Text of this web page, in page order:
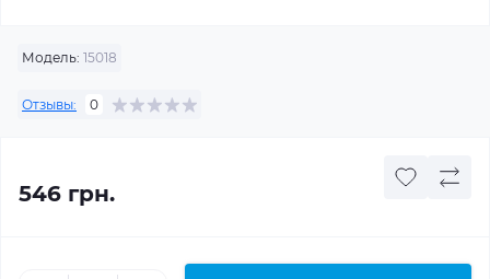
Модель: 15018
Отзывы: 0
546 грн.